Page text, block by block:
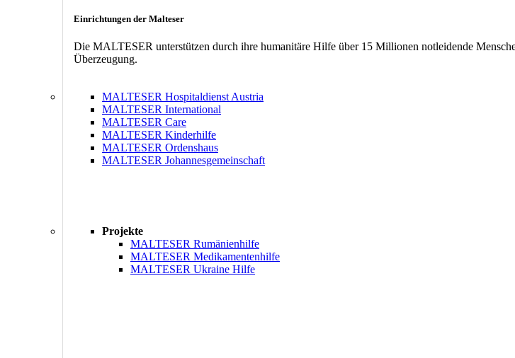
Einrichtungen der Malteser
Die MALTESER unterstützen durch ihre humanitäre Hilfe über 15 Millionen notleidende
Überzeugung.
MALTESER Hospitaldienst Austria
MALTESER International
MALTESER Care
MALTESER Kinderhilfe
MALTESER Ordenshaus
MALTESER Johannesgemeinschaft
Projekte
MALTESER Rumänienhilfe
MALTESER Medikamentenhilfe
MALTESER Ukraine Hilfe